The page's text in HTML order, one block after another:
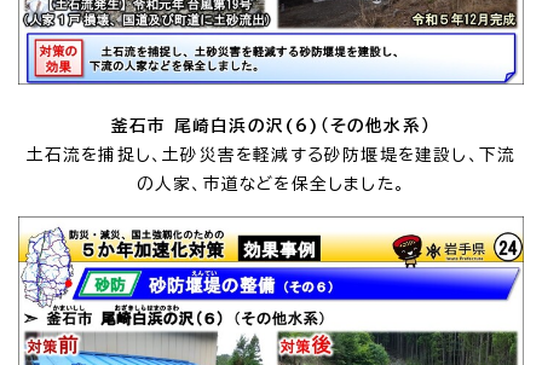
釜石市 尾崎白浜の沢(6)（その他水系）
土石流を捕捉し、土砂災害を軽減する砂防堰堤を建設し、下流
の人家、市道などを保全しました。